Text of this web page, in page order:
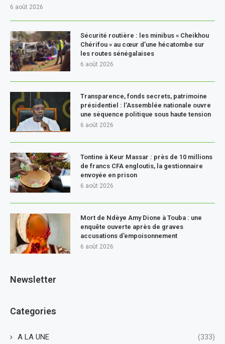
6 août 2026
Sécurité routière : les minibus « Cheikhou
Chérifou » au cœur d’une hécatombe sur
les routes sénégalaises
6 août 2026
Transparence, fonds secrets, patrimoine
présidentiel : l’Assemblée nationale ouvre
une séquence politique sous haute tension
6 août 2026
Tontine à Keur Massar : près de 10 millions
de francs CFA engloutis, la gestionnaire
envoyée en prison
6 août 2026
Mort de Ndèye Amy Dione à Touba : une
enquête ouverte après de graves
accusations d’empoisonnement
6 août 2026
Newsletter
Categories
A LA UNE (333)